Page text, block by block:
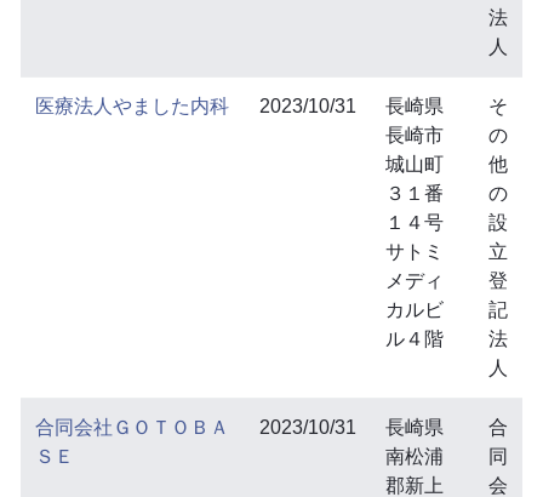
法
人
医療法人やました内科 2023/10/31
長崎県
長崎市
城山町
３１番
１４号
サトミ
メディ
カルビ
ル４階
そ
の
他
の
設
立
登
記
法
人
合同会社ＧＯＴＯＢＡ
ＳＥ
2023/10/31
長崎県
南松浦
郡新上
合
同
会